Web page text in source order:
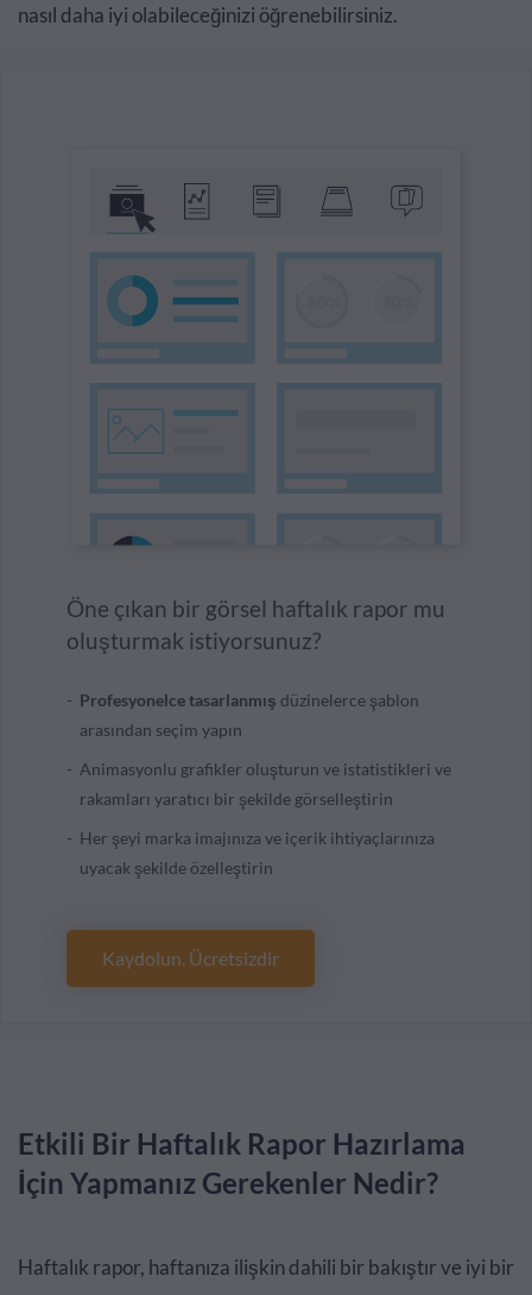
nasıl daha iyi olabileceğinizi öğrenebilirsiniz.
Öne çıkan bir görsel haftalık rapor mu
oluşturmak istiyorsunuz?
Profesyonelce tasarlanmış düzinelerce şablon
arasından seçim yapın
Animasyonlu grafikler oluşturun ve istatistikleri ve
rakamları yaratıcı bir şekilde görselleştirin
Her şeyi marka imajınıza ve içerik ihtiyaçlarınıza
uyacak şekilde özelleştirin
Kaydolun. Ücretsizdir
Etkili Bir Haftalık Rapor Hazırlama
İçin Yapmanız Gerekenler Nedir?
Haftalık rapor, haftanıza ilişkin dahili bir bakıştır ve iyi bir